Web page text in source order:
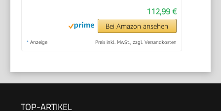
112,99 €
Bei Amazon ansehen
* Anzeige Preis inkl. MwSt., zzgl. Versandkosten
TOP-ARTIKEL